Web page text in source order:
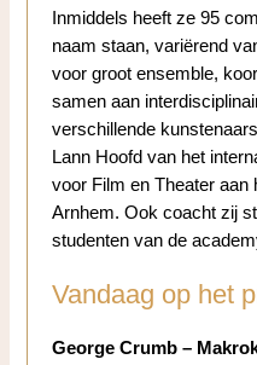
Inmiddels heeft ze 95
naam staan, variërend
voor groot ensemble,
samen aan
verschillende
Lann Hoofd van het
voor Film en Theater aan
Arnhem. Ook coacht zij
studenten van de
Vandaag op het
George Crumb –